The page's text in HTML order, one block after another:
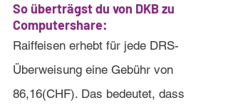
So überträgst du von DKB zu
Computershare:
Raiffeisen erhebt für jede DRS-
Überweisung eine Gebühr von
86,16(CHF). Das bedeutet, dass